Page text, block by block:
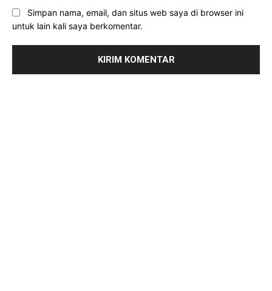
Simpan nama, email, dan situs web saya di browser ini
untuk lain kali saya berkomentar.